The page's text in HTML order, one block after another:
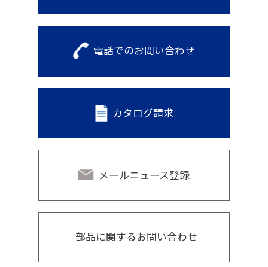
電話でのお問い合わせ
カタログ請求
メールニュース登録
部品に関するお問い合わせ